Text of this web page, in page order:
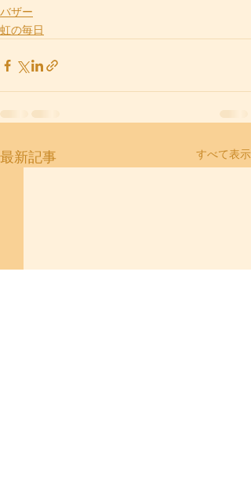
バザー
虹の毎日
最新記事 すべて表示